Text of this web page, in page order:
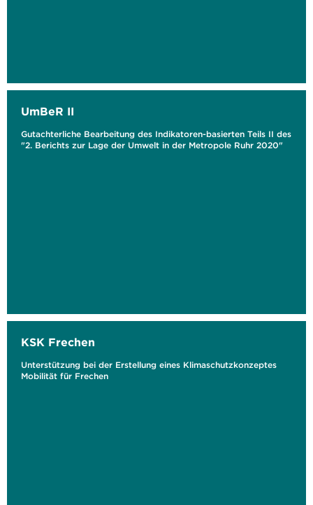
UmBeR II
Gutachterliche Bearbeitung des Indikatoren-basierten Teils II des
"2. Berichts zur Lage der Umwelt in der Metropole Ruhr 2020"
KSK Frechen
Unterstützung bei der Erstellung eines Klimaschutzkonzeptes
Mobilität für Frechen